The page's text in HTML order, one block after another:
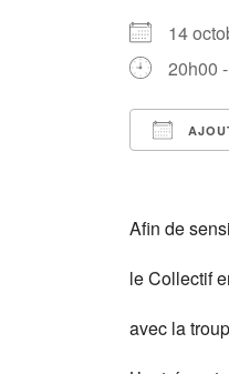
14
20h00
Afin de
le Collectif
avec la